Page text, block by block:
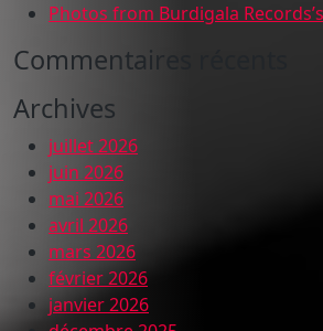
Photos from Burdigala
Commentaires récents
Archives
juillet 2026
juin 2026
mai 2026
avril 2026
mars 2026
février 2026
janvier 2026